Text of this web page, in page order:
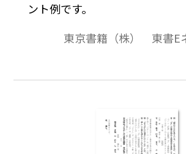
ント例です。
東京書籍（株） 東書E